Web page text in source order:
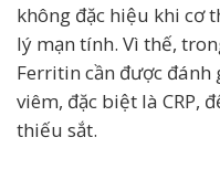
không đặc hiệu khi cơ
lý mạn tính. Vì thế,
Ferritin cần được đánh
viêm, đặc biệt là CRP,
thiếu sắt.